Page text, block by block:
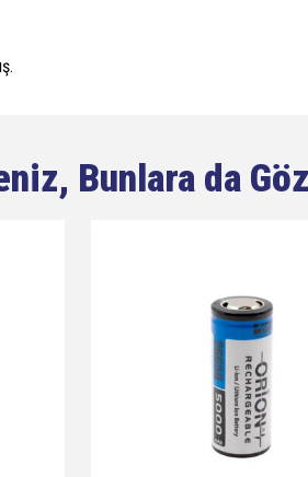
Bunlara da